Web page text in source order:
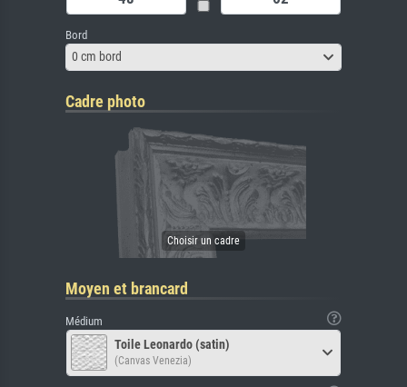
Bord
0 cm bord
Cadre photo
Moyen et brancard
Médium
Toile Leonardo (satin)
(Canvas Venezia)